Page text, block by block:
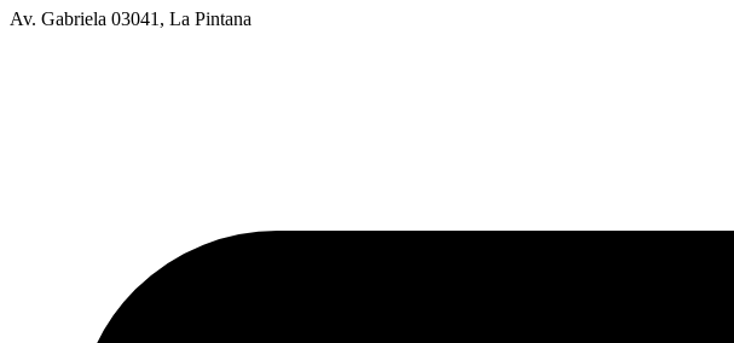
Av. Gabriela 03041, La Pintana